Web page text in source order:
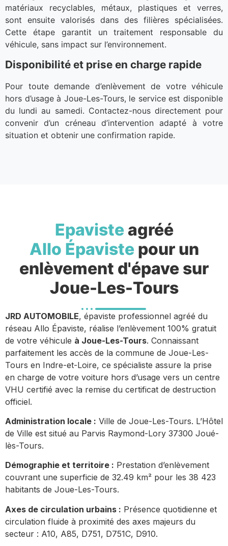
matériaux recyclables, métaux, plastiques et verres,
sont ensuite valorisés dans des filières spécialisées.
Cette étape garantit un traitement responsable du
véhicule, sans impact sur l’environnement.
Disponibilité et prise en charge rapide
Pour toute demande d’enlèvement de votre véhicule
hors d’usage à Joue-Les-Tours, le service est disponible
du lundi au samedi. Contactez-nous directement pour
convenir d’un créneau d’intervention adapté à votre
situation et obtenir une confirmation rapide.
Epavisteagréé
Allo Épavistepour un
enlèvement d'épave sur
Joue-Les-Tours
JRD AUTOMOBILE, épaviste professionnel agréé du
réseau Allo Épaviste, réalise l’enlèvement 100% gratuit
de votre véhicule à Joue-Les-Tours. Connaissant
parfaitement les accès de la commune de Joue-Les-
Tours en Indre-et-Loire, ce spécialiste assure la prise
en charge de votre voiture hors d’usage vers un centre
VHU certifié avec la remise du certificat de destruction
officiel.
Administration locale : Ville de Joue-Les-Tours. L’Hôtel
de Ville est situé au Parvis Raymond-Lory 37300 Joué-
lès-Tours.
Démographie et territoire : Prestation d’enlèvement
couvrant une superficie de 32.49 km² pour les 38 423
habitants de Joue-Les-Tours.
Axes de circulation urbains : Présence quotidienne et
circulation fluide à proximité des axes majeurs du
secteur : A10, A85, D751, D751C, D910.